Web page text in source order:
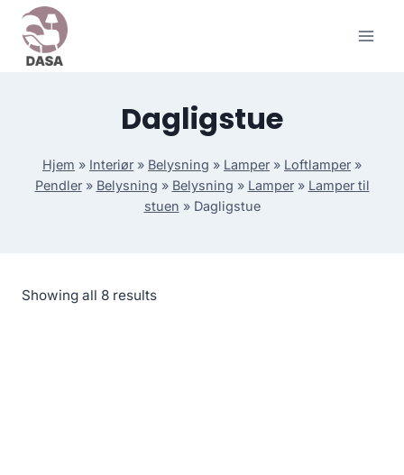
Skip
content
Dagligstue
Hjem » Interiør » Belysning » Lamper » Loftlamper »
Pendler» Belysning » Belysning » Lamper» Lamper til
stuen » Dagligstue
Showing all 8 results